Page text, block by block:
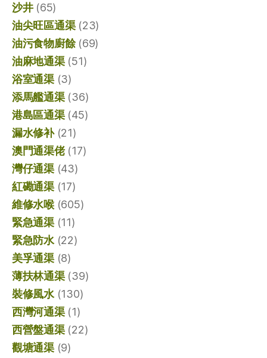
沙井(65)
油尖旺區通渠(23)
油污食物廚餘(69)
油麻地通渠(51)
浴室通渠(3)
添馬艦通渠(36)
港島區通渠(45)
漏水修补(21)
澳門通渠佬(17)
灣仔通渠(43)
紅磡通渠(17)
維修水喉(605)
緊急通渠(11)
緊急防水(22)
美孚通渠(8)
薄扶林通渠(39)
裝修風水(130)
西灣河通渠(1)
西營盤通渠(22)
觀塘通渠(9)